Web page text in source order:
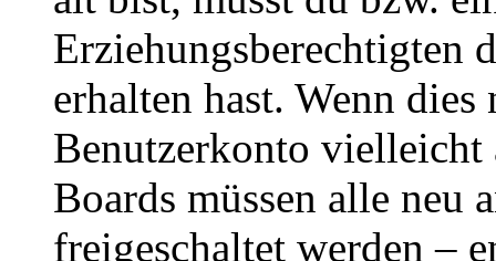
Erziehungsberechtigten
erhalten hast. Wenn
Benutzerkonto
Boards müssen alle neu
freigeschaltet werden –